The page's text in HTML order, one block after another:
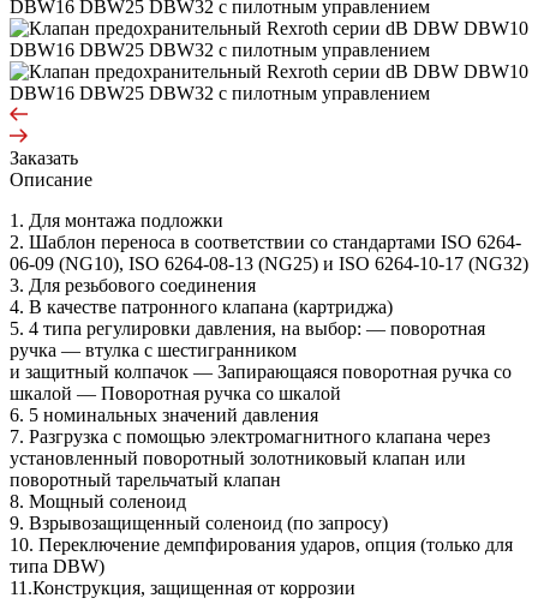
Заказать
Описание
1. Для монтажа подложки
2. Шаблон переноса в соответствии со стандартами ISO 6264-
06-09 (NG10), ISO 6264-08-13 (NG25) и ISO 6264-10-17 (NG32)
3. Для резьбового соединения
4. В качестве патронного клапана (картриджа)
5. 4 типа регулировки давления, на выбор: — поворотная
ручка — втулка с шестигранником
и защитный колпачок — Запирающаяся поворотная ручка со
шкалой — Поворотная ручка со шкалой
6. 5 номинальных значений давления
7. Разгрузка с помощью электромагнитного клапана через
установленный поворотный золотниковый клапан или
поворотный тарельчатый клапан
8. Мощный соленоид
9. Взрывозащищенный соленоид (по запросу)
10. Переключение демпфирования ударов, опция (только для
типа DBW)
11.Конструкция, защищенная от коррозии